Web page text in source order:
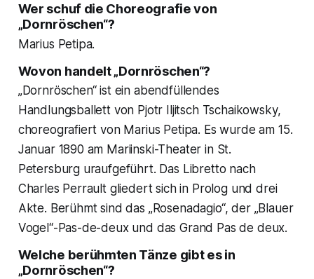
Wer schuf die Choreografie von
„Dornröschen“?
Marius Petipa.
Wovon handelt „Dornröschen“?
„Dornröschen“ ist ein abendfüllendes
Handlungsballett von Pjotr Iljitsch Tschaikowsky,
choreografiert von Marius Petipa. Es wurde am 15.
Januar 1890 am Mariinski-Theater in St.
Petersburg uraufgeführt. Das Libretto nach
Charles Perrault gliedert sich in Prolog und drei
Akte. Berühmt sind das „Rosenadagio“, der „Blauer
Vogel“-Pas-de-deux und das Grand Pas de deux.
Welche berühmten Tänze gibt es in
„Dornröschen“?